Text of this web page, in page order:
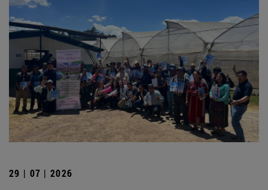
29 | 07 | 2026